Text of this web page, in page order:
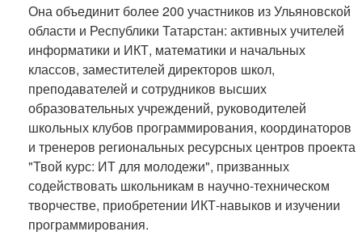
Она объединит более 200 участников из Ульяновской
области и Республики Татарстан: активных учителей
информатики и ИКТ, математики и начальных
классов, заместителей директоров школ,
преподавателей и сотрудников высших
образовательных учреждений, руководителей
школьных клубов программирования, координаторов
и тренеров региональных ресурсных центров проекта
"Твой курс: ИТ для молодежи", призванных
содействовать школьникам в научно-техническом
творчестве, приобретении ИКТ-навыков и изучении
программирования.